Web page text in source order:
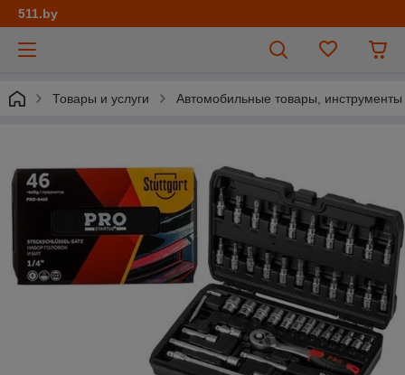
511.by
Товары и услуги Автомобильные товары, инструменты